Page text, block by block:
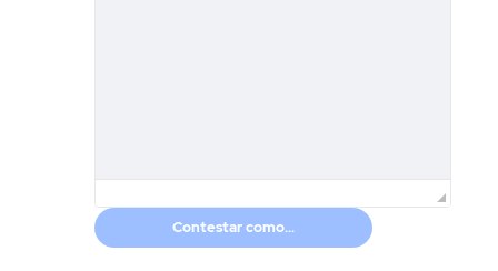
Contestar como...